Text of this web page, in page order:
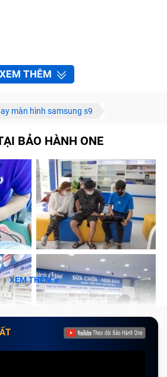
XEM THÊM
màn hình samsung s9
BẢO HÀNH ONE
XEM THÊM